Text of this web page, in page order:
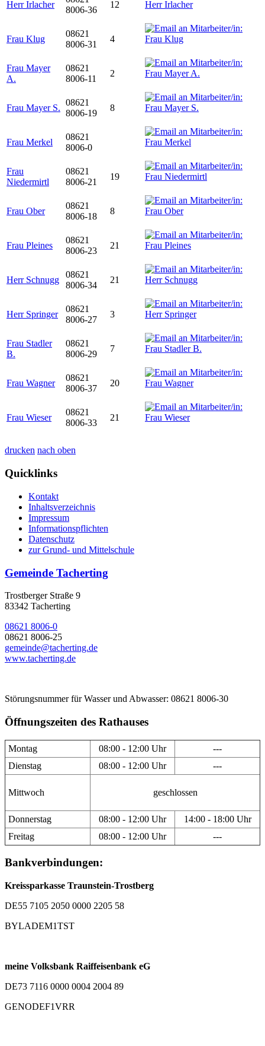
Herr Irlacher
8006-36
12
Frau Klug
08621
8006-31
4
Frau Mayer
A.
08621
8006-11
2
Frau Mayer S.
08621
8006-19
8
Frau Merkel
08621
8006-0
Frau
Niedermirtl
08621
8006-21
19
Frau Ober
08621
8006-18
8
Frau Pleines
08621
8006-23
21
Herr Schnugg
08621
8006-34
21
Herr Springer
08621
8006-27
3
Frau Stadler
B.
08621
8006-29
7
Frau Wagner
08621
8006-37
20
Frau Wieser
08621
8006-33
21
drucken nach oben
Quicklinks
Kontakt
Inhaltsverzeichnis
Impressum
Informationspflichten
Datenschutz
zur Grund- und Mittelschule
Gemeinde Tacherting
Trostberger Straße 9
83342 Tacherting
08621 8006-0
08621 8006-25
gemeinde@tacherting.de
www.tacherting.de
Störungsnummer für Wasser und Abwasser: 08621 8006-30
Öffnungszeiten des Rathauses
Montag 08:00 - 12:00 Uhr
---
Dienstag
08:00 - 12:00 Uhr ---
Mittwoch geschlossen
Donnerstag 08:00 - 12:00 Uhr
14:00 - 18:00 Uhr
Freitag
08:00 - 12:00 Uhr ---
Bankverbindungen:
Kreissparkasse Traunstein-Trostberg
DE55 7105 2050 0000 2205 58
BYLADEM1TST
meine Volksbank Raiffeisenbank eG
DE73 7116 0000 0004 2004 89
GENODEF1VRR